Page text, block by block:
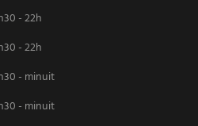
- 22h
- 22h
- minuit
- minuit